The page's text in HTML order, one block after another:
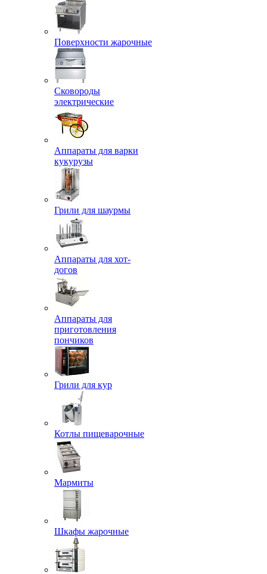
Поверхности жарочные
Сковороды
электрические
Аппараты для варки
кукурузы
Грили для шаурмы
Аппараты для хот-
догов
Аппараты для
приготовления
пончиков
Грили для кур
Котлы пищеварочные
Мармиты
Шкафы жарочные